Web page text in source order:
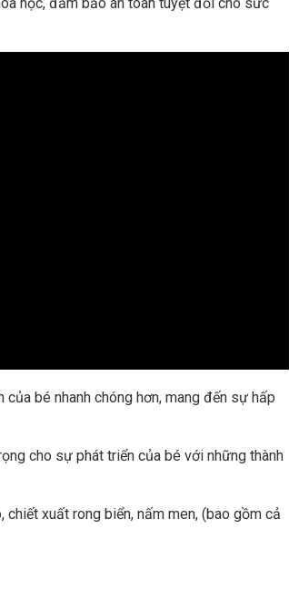
bé nhanh chóng hơn, mang đến sự hấp
cho sự phát triển của bé với những thành
xuất rong biển, nấm men, (bao gồm cả